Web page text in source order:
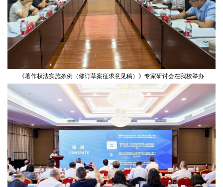
《著作权法实施条例（修订草案征求意见稿）》专家研讨会在我校举办